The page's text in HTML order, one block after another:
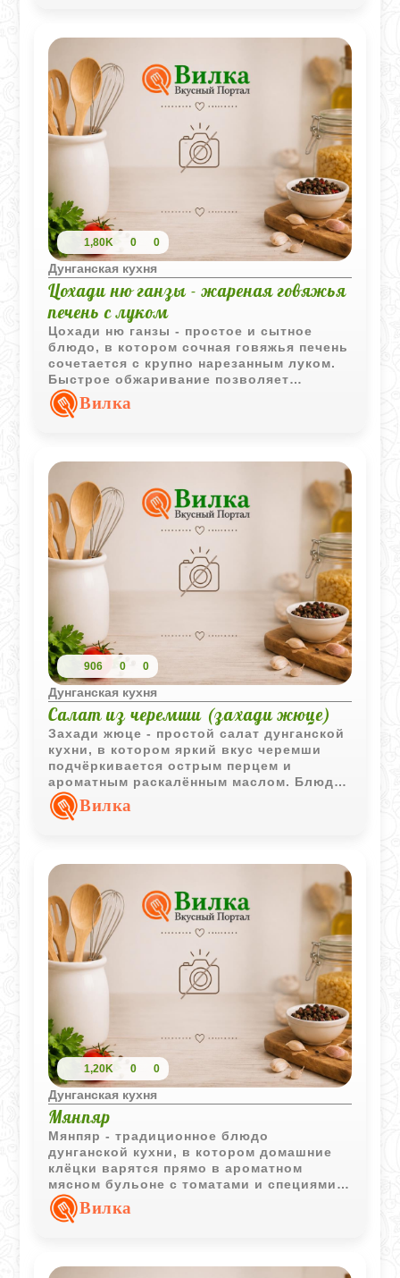
1,80K 0 0
Дунганская кухня
Цохади ню ганзы - жареная говяжья
печень с луком
Цохади ню ганзы - простое и сытное
блюдо, в котором сочная говяжья печень
сочетается с крупно нарезанным луком.
Быстрое обжаривание позволяет
сохранить мягкость продукта и
подчеркнуть его естественный вкус.
Вилка
906 0 0
Дунганская кухня
Салат из черемши (захади жюце)
Захади жюце - простой салат дунганской
кухни, в котором яркий вкус черемши
подчёркивается острым перцем и
ароматным раскалённым маслом. Блюдо
получается свежим, пикантным и отлично
дополняет горячие супы и мучные
Вилка
1,20K 0 0
Дунганская кухня
Мянпяр
Мянпяр - традиционное блюдо
дунганской кухни, в котором домашние
клёцки варятся прямо в ароматном
мясном бульоне с томатами и специями.
Получается насыщенное и сытное
горячее блюдо для семейного обеда.
Вилка